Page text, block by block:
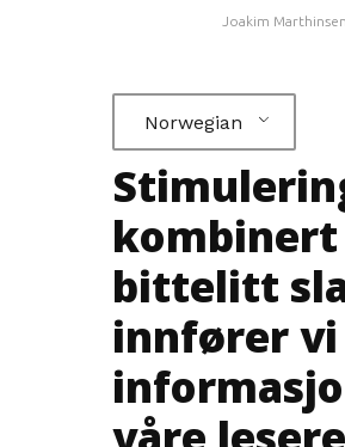
Joakim Marthinsen
Norwegian
bittelitt
innfører vi